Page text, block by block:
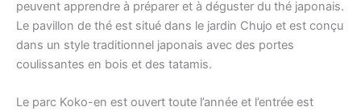
peuvent apprendre à préparer et à déguster du thé japonais.
Le pavillon de thé est situé dans le jardin Chujo et est conçu
dans un style traditionnel japonais avec des portes
coulissantes en bois et des tatamis.
Le parc Koko-en est ouvert toute l’année et l’entrée est